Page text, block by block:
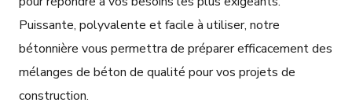
Puissante, polyvalente et facile à utiliser, notre
bétonnière vous permettra de préparer efficacement des
mélanges de béton de qualité pour vos projets de
construction.